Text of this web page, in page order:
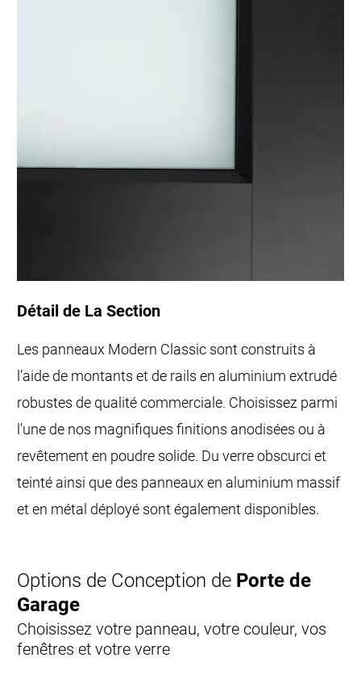
Détail de La Section
Les panneaux Modern Classic sont construits à
l’aide de montants et de rails en aluminium extrudé
robustes de qualité commerciale. Choisissez parmi
l’une de nos magnifiques finitions anodisées ou à
revêtement en poudre solide. Du verre obscurci et
teinté ainsi que des panneaux en aluminium massif
et en métal déployé sont également disponibles.
Options de Conception de Porte de
Garage
Choisissez votre panneau, votre couleur, vos
fenêtres et votre verre